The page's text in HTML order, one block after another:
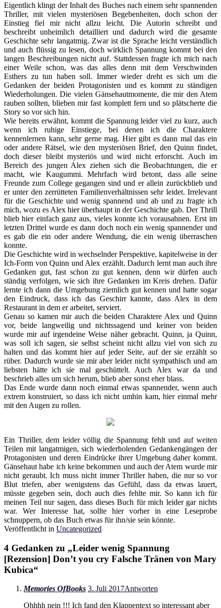
Eigentlich klingt der Inhalt des Buches nach einem sehr spannenden
Thriller, mit vielen mysteriösen Begebenheiten, doch schon der
Einstieg fiel mir nicht allzu leicht. Die Autorin schreibt und
beschreibt unheimlich detailliert und dadurch wird die gesamte
Geschichte sehr langatmig. Zwar ist die Sprache leicht verständlich
und auch flüssig zu lesen, doch wirklich Spannung kommt bei den
langen Beschreibungen nicht auf. Stattdessen fragte ich mich nach
einer Weile schon, was das alles denn mit dem Verschwinden
Esthers zu tun haben soll. Immer wieder dreht es sich um die
Gedanken der beiden Protagonisten und es kommt zu ständigen
Wiederholungen. Die vielen Gänsehautmomente, die mir den Atem
rauben sollten, blieben mir fast komplett fern und so plätscherte die
Story so vor sich hin.
Wie bereits erwähnt, kommt die Spannung leider viel zu kurz, auch
wenn ich ruhige Einstiege, bei denen ich die Charaktere
kennenlernen kann, sehr gerne mag. Hier gibt es dann mal das ein
oder andere Rätsel, wie den mysteriösen Brief, den Quinn findet,
doch dieser bleibt mysteriös und wird nicht erforscht. Auch im
Bereich des jungen Alex ziehen sich die Beobachtungen, die er
macht, wie Kaugummi. Mehrfach wird betont, dass alle seine
Freunde zum College gegangen sind und er allein zurückblieb und
er unter den zerrütteten Familienverhältnissen sehr leidet. Irrelevant
für die Geschichte und wenig spannend und ab und zu fragte ich
mich, wozu es Alex hier überhaupt in der Geschichte gab. Der Thrill
blieb hier einfach ganz aus, vieles konnte ich vorausahnen. Erst im
letzten Drittel wurde es dann doch noch ein wenig spannender und
es gab die ein oder andere Wendung, die ein wenig überraschen
konnte.
Die Geschichte wird in wechselnder Perspektive, kapitelweise in der
Ich-Form von Quinn und Alex erzählt. Dadurch lernt man auch ihre
Gedanken gut, fast schon zu gut kennen, denn wir dürfen auch
ständig verfolgen, wie sich ihre Gedanken im Kreis drehen. Dafür
lernte ich dann die Umgebung ziemlich gut kennen und hatte sogar
den Eindruck, dass ich das Geschirr kannte, dass Alex in dem
Restaurant in dem er arbeitet, serviert.
Genau so kamen mir auch die beiden Charaktere Alex und Quinn
vor, beide langweilig und nichtssagend und keiner von beiden
wurde mir auf irgendeine Weise näher gebracht. Quinn, ja Quinn,
was soll ich sagen, sie selbst scheint nicht allzu viel von sich zu
halten und das kommt hier auf jeder Seite, auf der sie erzählt so
rüber. Dadurch wurde sie mir aber leider nicht sympathisch und am
liebsten hätte ich sie mal geschüttelt. Auch Alex war da und
beschrieb alles um sich herum, blieb aber sonst eher blass.
Das Ende wurde dann noch einmal etwas spannender, wenn auch
extrem konstruiert, so dass ich nicht umhin kam, hier einmal mehr
mit den Augen zu rollen.
Ein Thriller, dem leider völlig die Spannung fehlt und auf weiten
Teilen mit langatmigen, sich wiederholenden Gedankengängen der
Protagonisten und deren Eindrücke ihrer Umgebung daher kommt.
Gänsehaut habe ich keine bekommen und auch der Atem wurde mir
nicht geraubt. Ich muss nicht immer Thriller haben, die nur so vor
Blut triefen, aber wenigstens das Gefühl, dass da etwas lauert,
müsste gegeben sein, doch auch dies fehlte mir. So kann ich für
meinen Teil nur sagen, dass dieses Buch für mich leider gar nichts
war. Wer Interesse hat, sollte hier vorher in eine Leseprobe
schnuppern, ob das Buch etwas für ihn/sie sein könnte.
Veröffentlicht in Uncategorized
4 Gedanken zu „Leider wenig Spannung
[Rezension] Don’t you cry Falsche Tränen von Mary
Kubica“
Memories OfBooks 3. Juli 2017Antworten
Ohhhh nein !!! Ich fand den Klappentext so interessant aber